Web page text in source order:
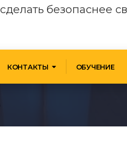
безопаснее
КОНТАКТЫ ОБУЧЕНИЕ